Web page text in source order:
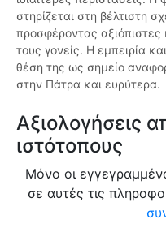
στηρίζεται στη βέλτιστη
προσφέροντας αξιόπιστες
τους γονείς. Η εμπειρία
θέση της ως σημείο
στην Πάτρα και ευρύτερα.
Αξιολογήσεις
ιστότοπους
Μόνο οι
σε αυτές τις